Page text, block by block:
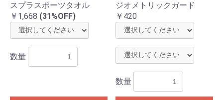
スプラスポーツタオル
￥1,668 (31%OFF)
数量
ジオメトリックガード
￥420
数量